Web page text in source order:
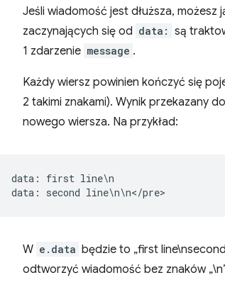
Jeśli wiadomość jest dłuższa, możesz
zaczynających się od data: są
1 zdarzenie message .
Każdy wiersz powinien kończyć się
2 takimi znakami). Wynik przekazany
nowego wiersza. Na przykład:
data : first line\n
data : second line\n\n</pre
W e.data będzie to „first
odtworzyć wiadomość bez znaków